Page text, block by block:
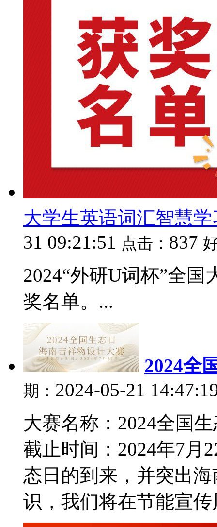
大学生英语词汇智慧
31 09:21:51 点击： 837
2024“外研U词杯”全
奖名单。...
2024全
期： 2024-05-21
大赛名称：2024全国
截止时间：2024年7月
态日的到来，并突出
识，我们将在节能宣